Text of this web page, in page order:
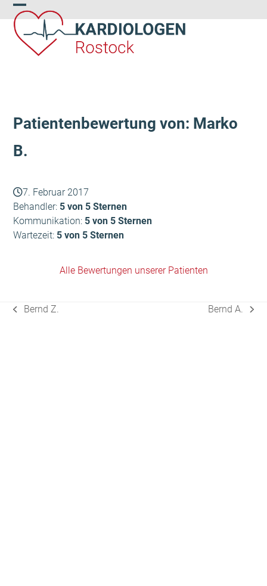
Skip
to
content
Open
mobile
menu
Close
mobile
menu
Patientenbewertung von: Marko
B.
7. Februar 2017
Behandler: 5 von 5 Sternen
Kommunikation: 5 von 5 Sternen
Wartezeit: 5 von 5 Sternen
Alle Bewertungen unserer Patienten
vorheriger
Bernd Z.
Nächster
Bernd A.